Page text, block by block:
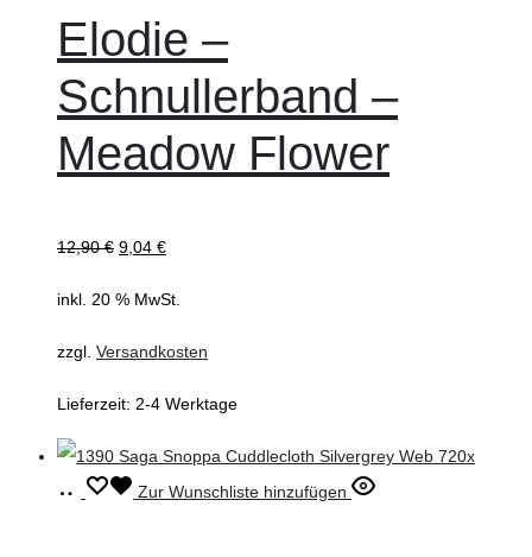
Elodie –
Schnullerband –
Meadow Flower
12,90€ 9,04 €
inkl. 20 % MwSt.
zzgl. Versandkosten
Lieferzeit: 2-4 Werktage
In
Zur Wunschliste hinzufügen